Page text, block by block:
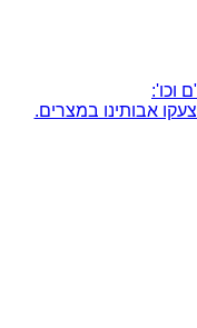
וכו':
אבותינו במצרים.